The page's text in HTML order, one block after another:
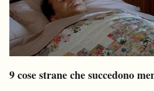
9 cose strane che succedono